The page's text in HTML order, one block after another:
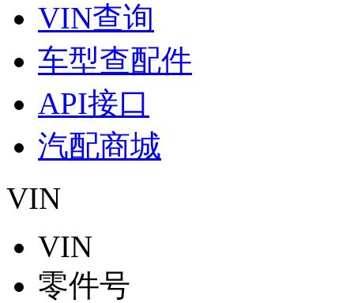
VIN查询
车型查配件
API接口
汽配商城
VIN
VIN
零件号